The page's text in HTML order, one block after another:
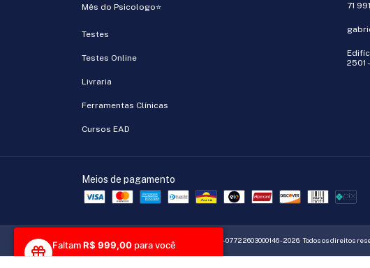
Mês do Psicologo⭐
Testes
Testes Online
Livraria
Ferramentas Clínicas
Cursos EAD
71
2501
Meios de pagamento
Copyright Crivvo Gestão e Desenvolvimento - 07722603000146 - 2026. Todos os direitos
FaltamR$ 999,00 para você
desbloquear seu 1º brinde!